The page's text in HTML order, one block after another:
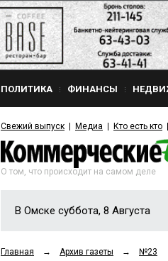
ПОЛИТИКА ФИНАНСЫ
Свежий выпуск Медиа Кто есть кто
О том, что происходит на самом деле
В Омске суббота, 8 Августа
Главная → Архив газеты → №23